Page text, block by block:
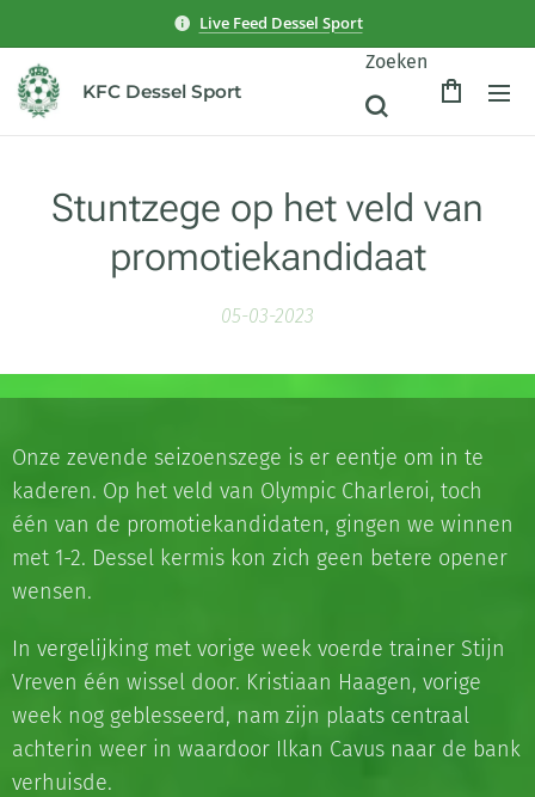
Live Feed Dessel Sport
KFC Dessel Sport
Zoeken
Stuntzege op het veld van
promotiekandidaat
05-03-2023
Onze zevende seizoenszege is er eentje om in te
kaderen. Op het veld van Olympic Charleroi, toch
één van de promotiekandidaten, gingen we winnen
met 1-2. Dessel kermis kon zich geen betere opener
wensen.
In vergelijking met vorige week voerde trainer Stijn
Vreven één wissel door. Kristiaan Haagen, vorige
week nog geblesseerd, nam zijn plaats centraal
achterin weer in waardoor Ilkan Cavus naar de bank
verhuisde.